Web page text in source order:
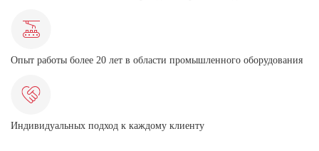
Опыт работы более 20 лет в области промышленного оборудования
Индивидуальных подход к каждому клиенту